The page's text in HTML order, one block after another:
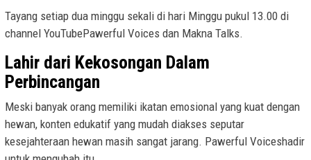
Tayang setiap dua minggu sekali di hari Minggu pukul 13.00 di
channel YouTubePawerful Voices dan Makna Talks.
Lahir dari Kekosongan Dalam
Perbincangan
Meski banyak orang memiliki ikatan emosional yang kuat dengan
hewan, konten edukatif yang mudah diakses seputar
kesejahteraan hewan masih sangat jarang. Pawerful Voiceshadir